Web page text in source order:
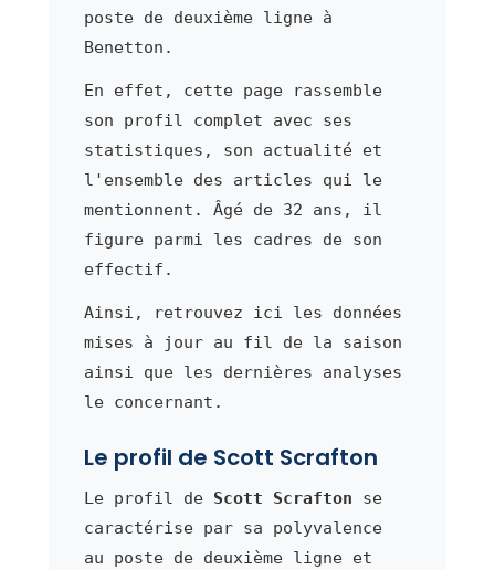
poste de deuxième ligne à
Benetton.
En effet, cette page rassemble
son profil complet avec ses
statistiques, son actualité et
l'ensemble des articles qui le
mentionnent. Âgé de 32 ans, il
figure parmi les cadres de son
effectif.
Ainsi, retrouvez ici les données
mises à jour au fil de la saison
ainsi que les dernières analyses
le concernant.
Le profil de Scott Scrafton
Le profil de Scott Scrafton se
caractérise par sa polyvalence
au poste de deuxième ligne et